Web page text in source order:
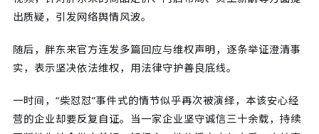
出质疑，引发网络舆情风波。
随后，胖东来官方连发多篇回应与维权声明，逐条举证澄清事
实，表示坚决依法维权，用法律守护善良底线。
一时间，“柴怼怼”事件式的情节似乎再次被演绎，本该安心经
营的企业却要反复自证。当一家企业坚守诚信三十余载，持续